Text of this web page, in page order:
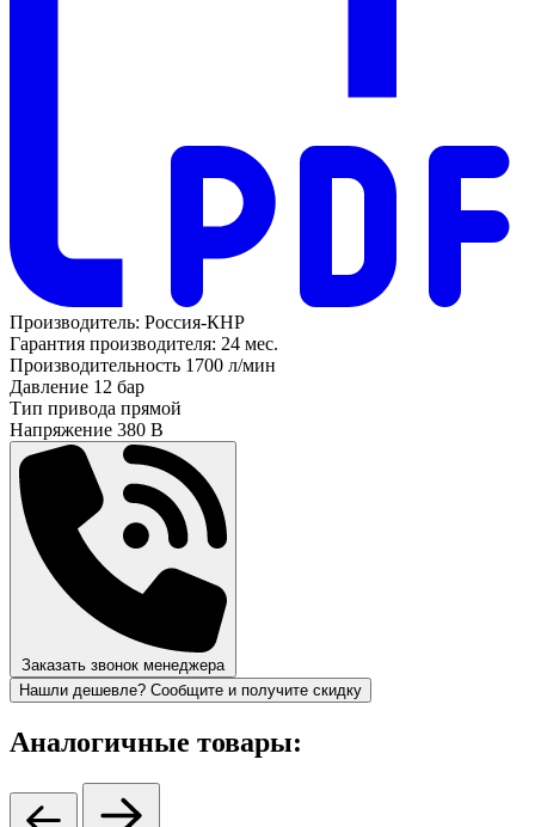
Производитель: Россия-КНР
Гарантия производителя: 24 мес.
Производительность 1700 л/мин
Давление 12 бар
Тип привода прямой
Напряжение 380 В
Заказать звонок менеджера
Нашли дешевле? Сообщите и получите скидку
Аналогичные товары: